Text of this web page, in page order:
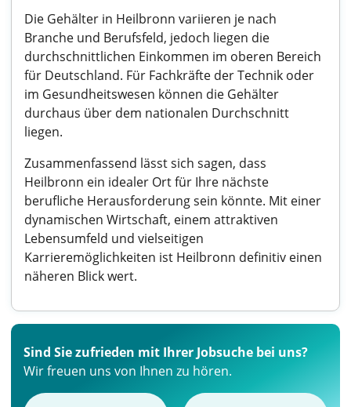
Die Gehälter in Heilbronn variieren je nach
Branche und Berufsfeld, jedoch liegen die
durchschnittlichen Einkommen im oberen Bereich
für Deutschland. Für Fachkräfte der Technik oder
im Gesundheitswesen können die Gehälter
durchaus über dem nationalen Durchschnitt
liegen.
Zusammenfassend lässt sich sagen, dass
Heilbronn ein idealer Ort für Ihre nächste
berufliche Herausforderung sein könnte. Mit einer
dynamischen Wirtschaft, einem attraktiven
Lebensumfeld und vielseitigen
Karrieremöglichkeiten ist Heilbronn definitiv einen
näheren Blick wert.
Sind Sie zufrieden mit Ihrer Jobsuche bei uns?
Wir freuen uns von Ihnen zu hören.